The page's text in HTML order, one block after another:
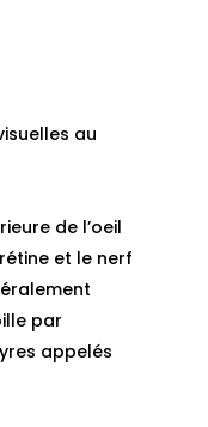
au
de l’oeil
et le nerf
par
appelés